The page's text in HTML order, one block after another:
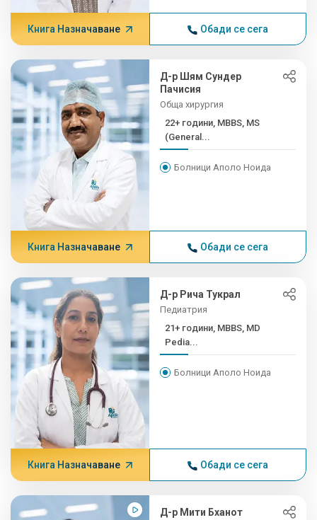
Книга Назначаване Обади се сега
Д-р Шям Сундер
Пачисия
Обща хирургия
22+ години, MBBS, MS
(General...
Болници Аполо Ноида
Книга Назначаване Обади се сега
Д-р Рича Тукрал
Педиатрия
21+ години, MBBS, MD
Pedia...
Болници Аполо Ноида
Книга Назначаване Обади се сега
Д-р Мити Бханот